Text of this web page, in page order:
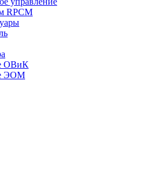
RPCM
ОВиК
ЭОМ